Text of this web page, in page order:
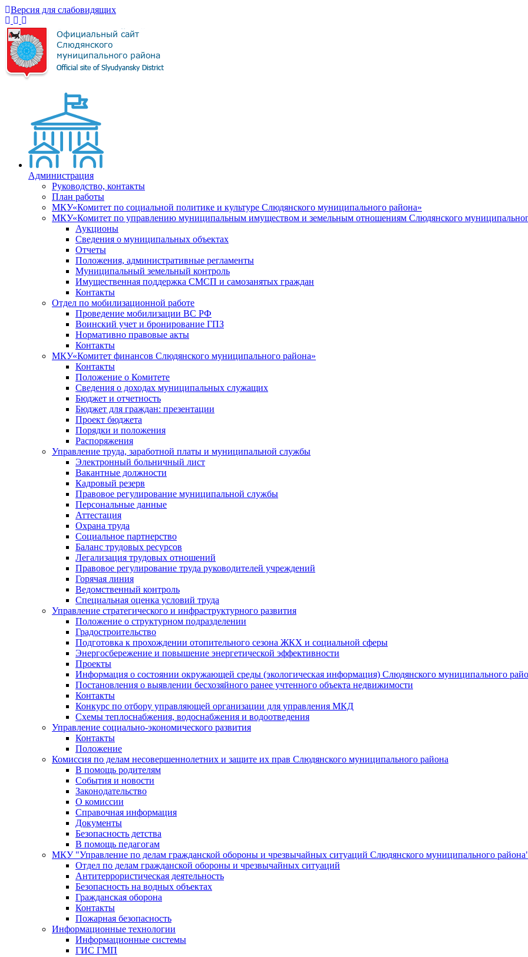
Версия для слабовидящих
Администрация
Руководство, контакты
План работы
МКУ«Комитет по социальной политике и культуре Слюдянского муниципального района»
МКУ«Комитет по управлению муниципальным имуществом и земельным отношениям Слюдянского
Аукционы
Сведения о муниципальных объектах
Отчеты
Положения, административные регламенты
Муниципальный земельный контроль
Имущественная поддержка СМСП и самозанятых граждан
Контакты
Отдел по мобилизационной работе
Проведение мобилизации ВС РФ
Воинский учет и бронирование ГПЗ
Нормативно правовые акты
Контакты
МКУ«Комитет финансов Слюдянского муниципального района»
Контакты
Положение о Комитете
Сведения о доходах муниципальных служащих
Бюджет и отчетность
Бюджет для граждан: презентации
Проект бюджета
Порядки и положения
Распоряжения
Управление труда, заработной платы и муниципальной службы
Электронный больничный лист
Вакантные должности
Кадровый резерв
Правовое регулирование муниципальной службы
Персональные данные
Аттестация
Охрана труда
Социальное партнерство
Баланс трудовых ресурсов
Легализация трудовых отношений
Правовое регулирование труда руководителей учреждений
Горячая линия
Ведомственный контроль
Специальная оценка условий труда
Управление стратегического и инфраструктурного развития
Положение о структурном подразделении
Градостроительство
Подготовка к прохождении отопительного сезона ЖКХ и социальной сферы
Энергосбережение и повышение энергетической эффективности
Проекты
Информация о состоянии окружающей среды (экологическая информация) Слюдянского муниципального
Постановления о выявлении бесхозяйного ранее учтенного объекта недвижимости
Контакты
Конкурс по отбору управляющей организации для управления МКД
Схемы теплоснабжения, водоснабжения и водоотведения
Управление социально-экономического развития
Контакты
Положение
Комиссия по делам несовершеннолетних и защите их прав Слюдянского муниципального района
В помощь родителям
События и новости
Законодательство
О комиссии
Справочная информация
Документы
Безопасность детства
В помощь педагогам
МКУ "Управление по делам гражданской обороны и чрезвычайных ситуаций Слюдянского муниципального
Отдел по делам гражданской обороны и чрезвычайных ситуаций
Антитеррористическая деятельность
Безопасность на водных объектах
Гражданская оборона
Контакты
Пожарная безопасность
Информационные технологии
Информационные системы
ГИС ГМП